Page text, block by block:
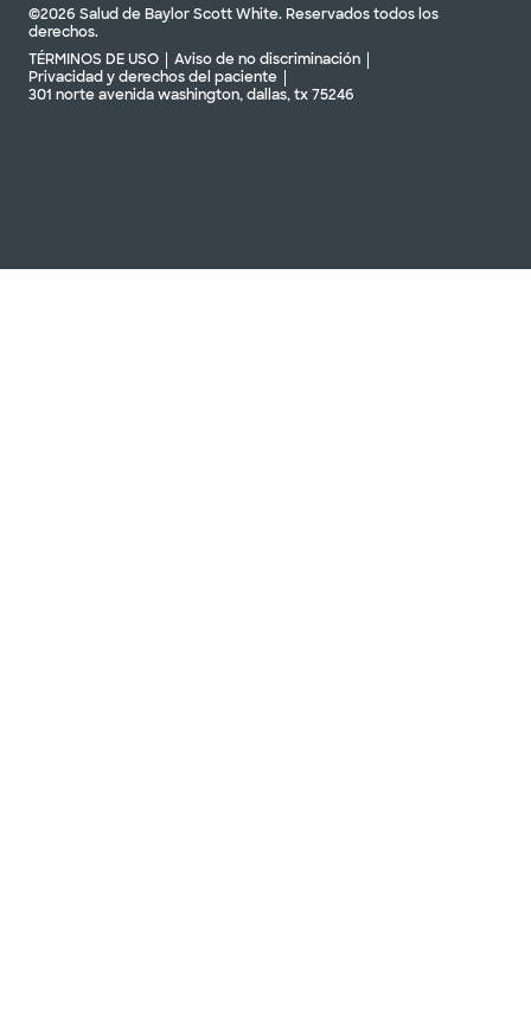
©2026 Salud de Baylor Scott White. Reservados todos los
derechos.
TÉRMINOS DE USO
Aviso de no discriminación
Privacidad y derechos del paciente
301 norte avenida washington, dallas, tx 75246